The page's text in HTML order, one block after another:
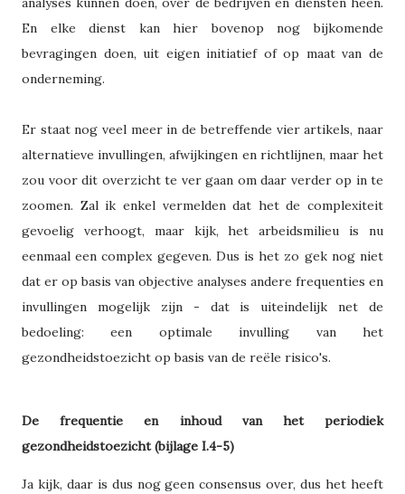
En elke dienst kan hier bovenop nog bijkomende
bevragingen doen, uit eigen initiatief of op maat van de
onderneming.
Er staat nog veel meer in de betreffende vier artikels, naar
alternatieve invullingen, afwijkingen en richtlijnen, maar het
zou voor dit overzicht te ver gaan om daar verder op in te
zoomen. Zal ik enkel vermelden dat het de complexiteit
gevoelig verhoogt, maar kijk, het arbeidsmilieu is nu
eenmaal een complex gegeven. Dus is het zo gek nog niet
dat er op basis van objective analyses andere frequenties en
invullingen mogelijk zijn - dat is uiteindelijk net de
bedoeling: een optimale invulling van het
gezondheidstoezicht op basis van de reële risico's.
De frequentie en inhoud van het periodiek
gezondheidstoezicht (bijlage I.4-5)
Ja kijk, daar is dus nog geen consensus over, dus het heeft